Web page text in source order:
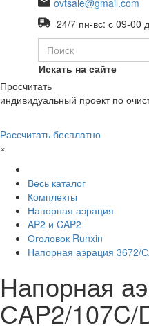
ovtsale@gmail.com
24/7 пн-вс: с 09-00
Искать на сайте
Просчитать
индивидуальный проект по
Рассчитать бесплатно
×
Весь каталог
Комплекты
Напорная аэрация
AP2 и CAP2
Оголовок Runxin
Напорная аэрация 3672/
Напорная
СAP2/107C/